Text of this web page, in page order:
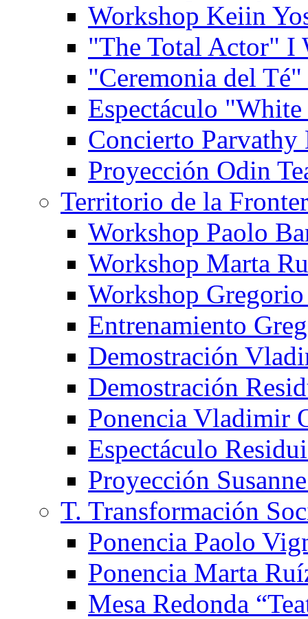
Workshop Keiin
"The Total Actor" I
"Ceremonia del
Espectáculo
Concierto Parvathy
Proyección Odin
Territorio de la
Workshop Paolo
Workshop Marta
Workshop
Entrenamiento
Demostración
Demostración
Ponencia Vladimir
Espectáculo
Proyección
T. Transformación
Ponencia Paolo
Ponencia Marta
Mesa Redonda